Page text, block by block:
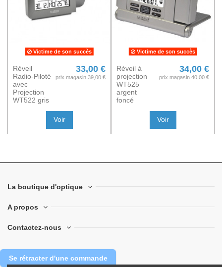
Victime de son succès
Réveil
Radio-Piloté
avec
Projection
WT522 gris
33,00 €
prix magasin 39,00 €
Voir
Victime de son succès
Réveil à
projection
WT525
argent
foncé
34,00 €
prix magasin 40,00 €
Voir
La boutique d'optique
A propos
Contactez-nous
Se rétracter d'une commande